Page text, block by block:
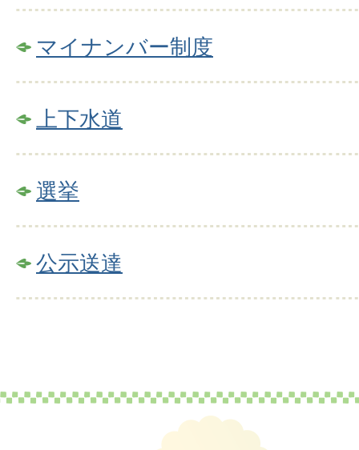
マイナンバー制度
上下水道
選挙
公示送達